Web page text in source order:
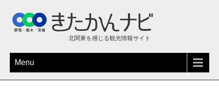
北関東を感じる観光情報サイト
Menu